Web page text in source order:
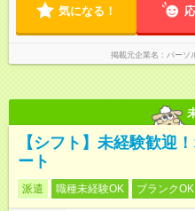
気になる！
掲載元企業名 パーソ
【シフト】未経験歓迎
ート
派遣 職種未経験OK ブランクOK